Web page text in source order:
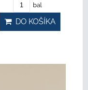
bal
DO KOŠÍKA